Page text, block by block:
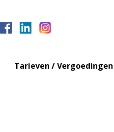
Tarieven / Vergoedingen